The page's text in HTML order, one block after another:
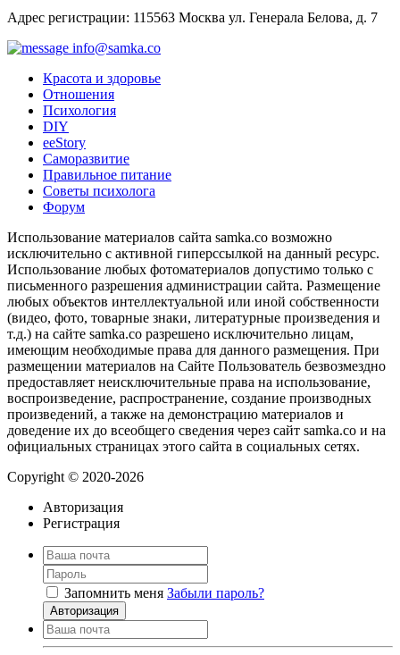
Адрес регистрации: 115563 Москва ул. Генерала Белова, д. 7
info@samka.co
Красота и здоровье
Отношения
Психология
DIY
ееStory
Саморазвитие
Правильное питание
Советы психолога
Форум
Использование материалов сайта samka.co возможно
исключительно с активной гиперссылкой на данный ресурс.
Использование любых фотоматериалов допустимо только с
письменного разрешения администрации сайта. Размещение
любых объектов интеллектуальной или иной собственности
(видео, фото, товарные знаки, литературные произведения и
т.д.) на сайте samka.co разрешено исключительно лицам,
имеющим необходимые права для данного размещения. При
размещении материалов на Сайте Пользователь безвозмездно
предоставляет неисключительные права на использование,
воспроизведение, распространение, создание производных
произведений, а также на демонстрацию материалов и
доведение их до всеобщего сведения через сайт samka.co и на
официальных страницах этого сайта в социальных сетях.
Copyright © 2020-2026
Авторизация
Регистрация
Запомнить меня Забыли пароль?
Авторизация